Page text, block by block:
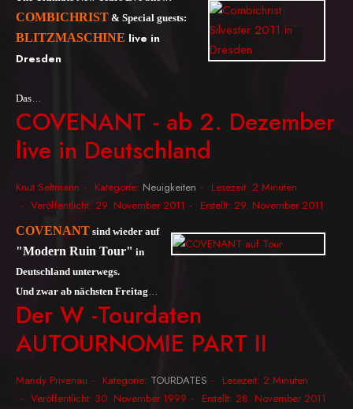
COMBICHRIST & Special guests:
BLITZMASCHINE live in
Dresden
Das...
COVENANT - ab 2. Dezember
live in Deutschland
Knut Seltmann Kategorie: Neuigkeiten
Lesezeit: 2 Minuten
Veröffentlicht: 29. November 2011
Erstellt: 29. November 2011
COVENANT sind wieder auf
"Modern Ruin Tour" in
Deutschland unterwegs.
Und zwar ab nächsten Freitag ...
Der W -Tourdaten
AUTOURNOMIE PART II
Mandy Privenau Kategorie: TOURDATES
Lesezeit: 2 Minuten
Veröffentlicht: 30. November 1999
Erstellt: 28. November 2011